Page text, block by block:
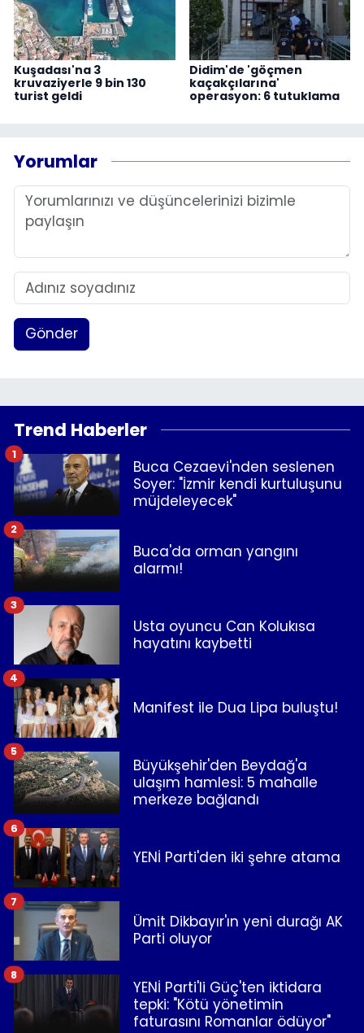
Kuşadası'na 3
kruvaziyerle 9 bin 130
turist geldi
Didim'de 'göçmen
kaçakçılarına'
operasyon: 6 tutuklama
Yorumlar
Gönder
Trend Haberler
Buca Cezaevi'nden seslenen
Soyer: "İzmir kendi kurtuluşunu
müjdeleyecek"
1
Buca'da orman yangını
alarmı!
2
Usta oyuncu Can Kolukısa
hayatını kaybetti
3
Manifest ile Dua Lipa buluştu!
4
Büyükşehir'den Beydağ'a
ulaşım hamlesi: 5 mahalle
merkeze bağlandı
5
YENİ Parti'den iki şehre atama
6
Ümit Dikbayır'ın yeni durağı AK
Parti oluyor
7
YENİ Parti'li Güç'ten iktidara
tepki: "Kötü yönetimin
faturasını Romanlar ödüyor"
8